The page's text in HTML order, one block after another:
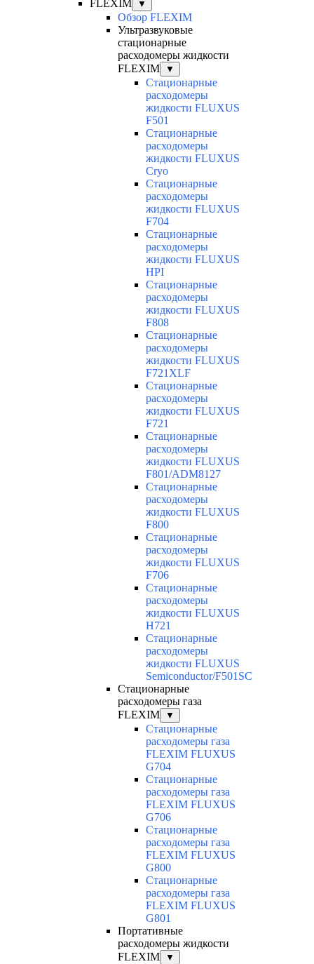
FLEXIM ▼
Обзор FLEXIM
Ультразвуковые
стационарные
расходомеры жидкости
FLEXIM
▼
Cтационарные
расходомеры
жидкости FLUXUS
F501
Cтационарные
расходомеры
жидкости FLUXUS
Cryo
Cтационарные
расходомеры
жидкости FLUXUS
F704
Cтационарные
расходомеры
жидкости FLUXUS
HPI
Cтационарные
расходомеры
жидкости FLUXUS
F808
Cтационарные
расходомеры
жидкости FLUXUS
F721XLF
Cтационарные
расходомеры
жидкости FLUXUS
F721
Cтационарные
расходомеры
жидкости FLUXUS
F801/ADM8127
Cтационарные
расходомеры
жидкости FLUXUS
F800
Cтационарные
расходомеры
жидкости FLUXUS
F706
Cтационарные
расходомеры
жидкости FLUXUS
H721
Cтационарные
расходомеры
жидкости FLUXUS
Semiconductor/F501SC
Стационарные
расходомеры газа
FLEXIM
▼
Стационарные
расходомеры газа
FLEXIM FLUXUS
G704
Стационарные
расходомеры газа
FLEXIM FLUXUS
G706
Стационарные
расходомеры газа
FLEXIM FLUXUS
G800
Стационарные
расходомеры газа
FLEXIM FLUXUS
G801
Портативные
расходомеры жидкости
FLEXIM
▼